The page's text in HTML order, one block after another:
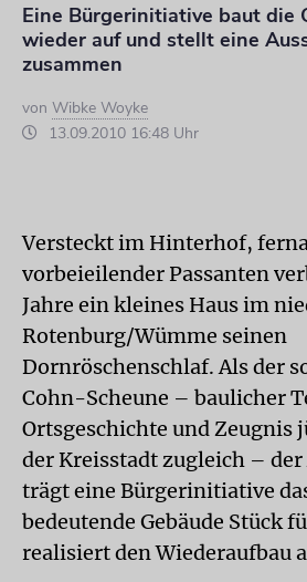
Eine Bürgerinitiative baut die
wieder auf und stellt eine
zusammen
von Wibke Woyke
13.09.2010 16:48 Uhr
Versteckt im Hinterhof,
vorbeieilender Passanten
Jahre ein kleines Haus im
Rotenburg/Wümme seinen
Dornröschenschlaf. Als der
Cohn-Scheune – baulicher
Ortsgeschichte und Zeugnis
der Kreisstadt zugleich –
trägt eine Bürgerinitiative
bedeutende Gebäude Stück
realisiert den Wiederaufbau